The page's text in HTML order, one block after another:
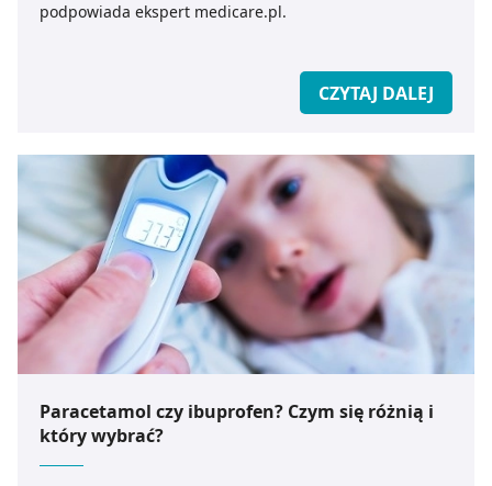
podpowiada ekspert medicare.pl.
CZYTAJ DALEJ
Paracetamol czy ibuprofen? Czym się różnią i
który wybrać?